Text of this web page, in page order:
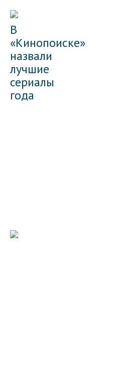
В
«Кинопоиске»
назвали
лучшие
сериалы
года